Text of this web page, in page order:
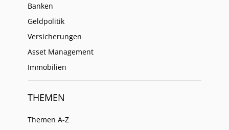
Banken
Geldpolitik
Versicherungen
Asset Management
Immobilien
THEMEN
Themen A-Z